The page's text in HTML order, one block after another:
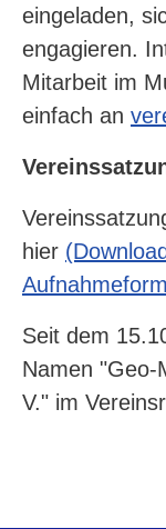
eingeladen,
engagieren.
Mitarbeit im
einfach an
hier
Seit dem
Namen "Geo-
V." im